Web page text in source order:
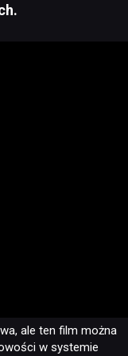
ale ten film można
w systemie